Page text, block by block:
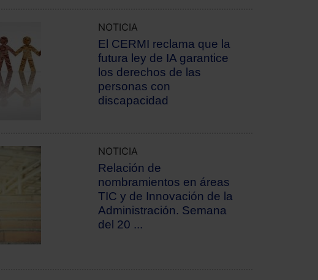
NOTICIA
El CERMI reclama que la
futura ley de IA garantice
los derechos de las
personas con
discapacidad
NOTICIA
Relación de
nombramientos en áreas
TIC y de Innovación de la
Administración. Semana
del 20 ...